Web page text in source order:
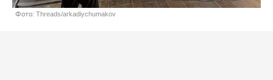
Фото: Threads/arkadiychumakov